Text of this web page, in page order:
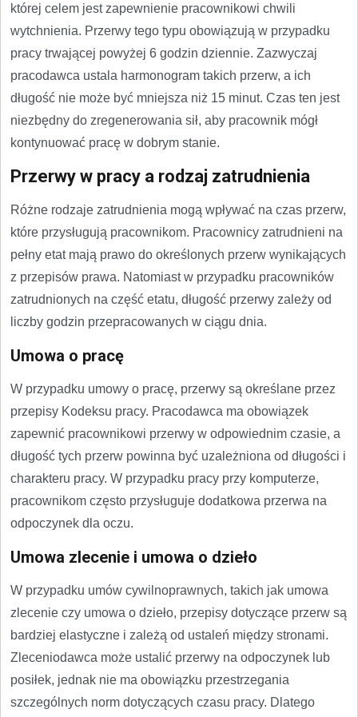
której celem jest zapewnienie pracownikowi chwili
wytchnienia. Przerwy tego typu obowiązują w przypadku
pracy trwającej powyżej 6 godzin dziennie. Zazwyczaj
pracodawca ustala harmonogram takich przerw, a ich
długość nie może być mniejsza niż 15 minut. Czas ten jest
niezbędny do zregenerowania sił, aby pracownik mógł
kontynuować pracę w dobrym stanie.
Przerwy w pracy a rodzaj zatrudnienia
Różne rodzaje zatrudnienia mogą wpływać na czas przerw,
które przysługują pracownikom. Pracownicy zatrudnieni na
pełny etat mają prawo do określonych przerw wynikających
z przepisów prawa. Natomiast w przypadku pracowników
zatrudnionych na część etatu, długość przerwy zależy od
liczby godzin przepracowanych w ciągu dnia.
Umowa o pracę
W przypadku umowy o pracę, przerwy są określane przez
przepisy Kodeksu pracy. Pracodawca ma obowiązek
zapewnić pracownikowi przerwy w odpowiednim czasie, a
długość tych przerw powinna być uzależniona od długości i
charakteru pracy. W przypadku pracy przy komputerze,
pracownikom często przysługuje dodatkowa przerwa na
odpoczynek dla oczu.
Umowa zlecenie i umowa o dzieło
W przypadku umów cywilnoprawnych, takich jak umowa
zlecenie czy umowa o dzieło, przepisy dotyczące przerw są
bardziej elastyczne i zależą od ustaleń między stronami.
Zleceniodawca może ustalić przerwy na odpoczynek lub
posiłek, jednak nie ma obowiązku przestrzegania
szczególnych norm dotyczących czasu pracy. Dlatego